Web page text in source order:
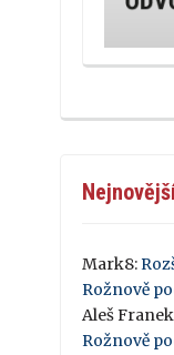
Mark8:
Rožnově
Aleš Franek
Rožnově